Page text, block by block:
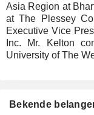
Asia Region at
at The Plessey
Executive Vice
Inc. Mr. Kelton
University of The
Bekende